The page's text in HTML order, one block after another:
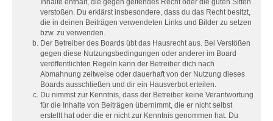
Inhalte enthält, die gegen geltendes Recht oder die guten Sitten
verstoßen. Du erklärst insbesondere, dass du das Recht besitzt,
die in deinen Beiträgen verwendeten Links und Bilder zu setzen
bzw. zu verwenden.
Der Betreiber des Boards übt das Hausrecht aus. Bei Verstößen
gegen diese Nutzungsbedingungen oder anderer im Board
veröffentlichten Regeln kann der Betreiber dich nach
Abmahnung zeitweise oder dauerhaft von der Nutzung dieses
Boards ausschließen und dir ein Hausverbot erteilen.
Du nimmst zur Kenntnis, dass der Betreiber keine Verantwortung
für die Inhalte von Beiträgen übernimmt, die er nicht selbst
erstellt hat oder die er nicht zur Kenntnis genommen hat. Du